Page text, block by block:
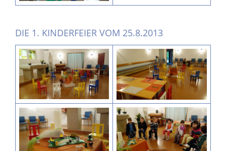
DIE 1. KINDERFEIER VOM 25.8.2013